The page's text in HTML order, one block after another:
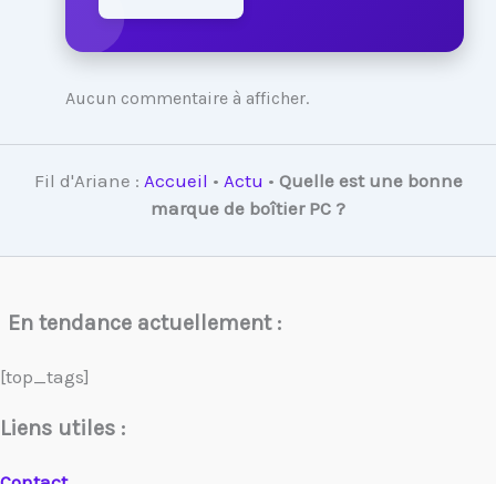
Aucun commentaire à afficher.
Fil d'Ariane : Accueil • Actu • Quelle est une bonne
marque de boîtier PC ?
En tendance actuellement :
[top_tags]
Liens utiles :